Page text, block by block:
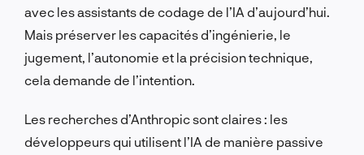
avec les assistants de codage de l’IA d’aujourd’hui.
Mais préserver les capacités d’ingénierie, le
jugement, l’autonomie et la précision technique,
cela demande de l’intention.
Les recherches d’Anthropic sont claires : les
développeurs qui utilisent l’IA de manière passive